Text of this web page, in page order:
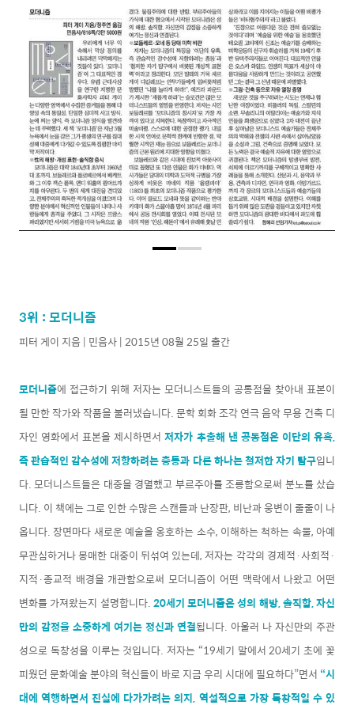
3위 : 모더니즘
피터 게이 지음 | 민음사 | 2015년 08월 25일 출간
모더니즘에 접근하기 위해 저자는 모더니스트들의 공통점을 찾아내 표본이
될 만한 작가와 작품을 불러냈습니다. 문학 회화 조각 연극 음악 무용 건축 디
자인 영화에서 표본을 제시하면서저자가 추출해 낸 공통점은 이단의 유혹,
즉 관습적인 감수성에 저항하려는 충동과 다른 하나는 철저한 자기 탐구입니
다. 모더니스트들은 대중을 경멸했고 부르주아를 조롱함으로써 분노를 샀습
니다. 이 책에는 그로 인한 수많은 스캔들과 난장판, 비난과 웅변이 줄줄이 나
옵니다. 장면마다 새로운 예술을 옹호하는 소수, 이해하는 척하는 속물, 아예
무관심하거나 몽매한 대중이 뒤섞여 있는데, 저자는 각각의 경제적·사회적·
지적·종교적 배경을 개관함으로써 모더니즘이 어떤 맥락에서 나왔고 어떤
변화를 가져왔는지 설명합니다.20세기 모더니즘은 성의 해방, 솔직함, 자신
만의 감정을 소중하게 여기는 정신과 연결됩니다. 아울러 나 자신만의 주관
성으로 독창성을 이루는 것입니다. 저자는 “19세기 말에서 20세기 초에 꽃
피웠던 문화예술 분야의 혁신들이 바로 지금 우리 시대에 필요하다”면서 “시
대에 역행하면서 진실에 다가가려는 의지, 역설적으로 가장 독창적일 수 있